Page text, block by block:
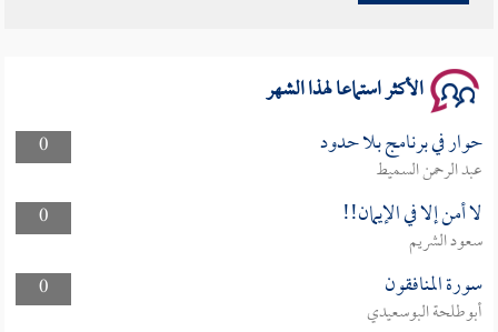
الأكثر استماعا لهذا الشهر
0 حوار في برنامج بلا حدود
عبد الرحمن السميط
0
لا أمن إلا في الإيمان!!
سعود الشريم
0
سورة المنافقون
أبوطلحة البوسعيدي